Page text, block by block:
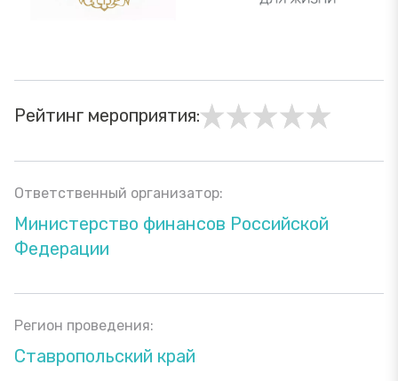
Рейтинг мероприятия:
Ответственный организатор:
Министерство финансов Российской
Федерации
Регион проведения:
Ставропольский край